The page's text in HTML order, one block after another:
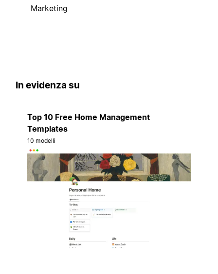
Marketing
In evidenza su
Top 10 Free Home Management
Templates
10 modelli